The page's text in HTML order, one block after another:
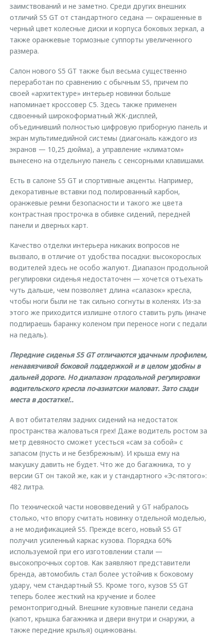
заимствований и не заметно. Среди других внешних
отличий S5 GT от стандартного седана — окрашенные в
черный цвет колесные диски и корпуса боковых зеркал, а
также оранжевые тормозные суппорты увеличенного
размера.
Салон нового S5 GT также был весьма существенно
переработан по сравнению с обычным S5, причем по
своей «архитектуре» интерьер новинки больше
напоминает кроссовер C5. Здесь также применен
сдвоенный широкоформатный ЖК-дисплей,
объединивший полностью цифровую приборную панель и
экран мультимедийной системы (диагональ каждого из
экранов — 10,25 дюйма), а управление «климатом»
вынесено на отдельную панель с сенсорными клавишами.
Есть в салоне S5 GT и спортивные акценты. Например,
декоративные вставки под полированный карбон,
оранжевые ремни безопасности и такого же цвета
контрастная прострочка в обивке сидений, передней
панели и дверных карт.
Качество отделки интерьера никаких вопросов не
вызвало, в отличие от удобства посадки: высокорослых
водителей здесь не особо жалуют. Диапазон продольной
регулировки сиденья недостаточен — хочется отъехать
чуть дальше, чем позволяет длина «салазок» кресла,
чтобы ноги были не так сильно согнуты в коленях. Из-за
этого же приходится излишне отлого ставить руль (иначе
подпираешь баранку коленом при переносе ноги с педали
на педаль).
Передние сиденья S5 GT отличаются удачным профилем,
ненавязчивой боковой поддержкой и в целом удобны в
дальней дороге. Но диапазон продольной регулировки
водительского кресла по-азиатски маловат. Зато сзади
места в достатке!..
А вот обитателям задних сидений на недостаток
пространства жаловаться грех! Даже водитель ростом за
метр девяносто сможет усесться «сам за собой» с
запасом (пусть и не безбрежным). И крыша ему на
макушку давить не будет. Что же до багажника, то у
версии GT он такой же, как и у стандартного «Эс-пятого»:
482 литра.
По технической части нововведений у GT набралось
столько, что впору считать новинку отдельной моделью,
а не модификацией S5. Прежде всего, новый S5 GT
получил усиленный каркас кузова. Порядка 60%
используемой при его изготовлении стали —
высокопрочных сортов. Как заявляют представители
бренда, автомобиль стал более устойчив к боковому
удару, чем стандартный S5. Кроме того, кузов S5 GT
теперь более жесткий на кручение и более
ремонтопригодный. Внешние кузовные панели седана
(капот, крышка багажника и двери внутри и снаружи, а
также передние крылья) оцинкованы.